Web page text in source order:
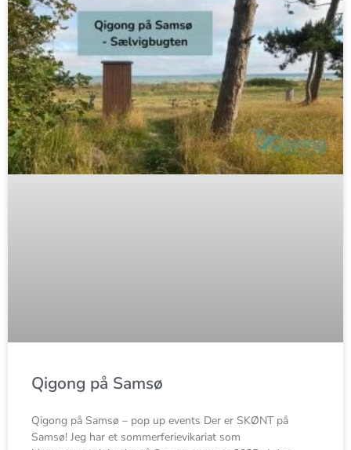
Qigong på Samsø
Qigong på Samsø – pop up events Der er SKØNT på
Samsø! Jeg har et sommerferievikariat som